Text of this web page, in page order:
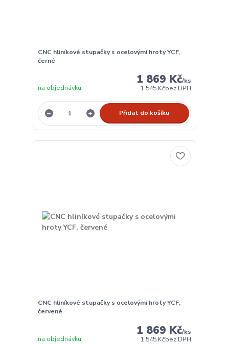
CNC hliníkové stupačky s ocelovými hroty YCF,
černé
1 869 Kč/ks
1 545 Kčbez DPH
na objednávku
Přidat do košíku
CNC hliníkové stupačky s ocelovými hroty YCF,
červené
1 869 Kč/ks
1 545 Kčbez DPH
na objednávku